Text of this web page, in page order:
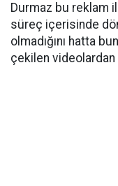
Durmaz bu reklam
süreç içerisinde
olmadığını hatta
çekilen